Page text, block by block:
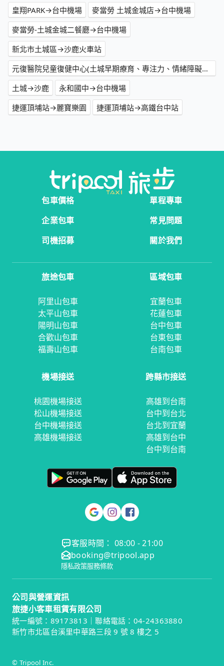
皇翔PARK→台中機場
麥當勞 土城金城店→台中機場
麥當勞-土城金城二餐廳→台中機場
新北市土城區→沙鹿火車站
元復醫院兒童復健中心(土城早期療育、專注力、情緒障礙、過動)→台中機場
土城→沙鹿
永和國中→台中機場
捷運頂埔站→麗寶樂園
捷運頂埔站→高鐵台中站
包車價格
單程專車
企業包車
常見問題
司機招募
關於我們
旅途包車
阿里山包車
太平山包車
陽明山包車
合歡山包車
福壽山包車
區域包車
宜蘭包車
花蓮包車
台中包車
台東包車
台南包車
機場接送
桃園機場接送
松山機場接送
台中機場接送
高雄機場接送
跨縣市接送
高雄到台南
台中到台北
台北到宜蘭
高雄到台中
台中到台南
客服時間： 08:00 - 21:00
booking@tripool.app
隱私政策服務條款
公司與營運資訊
旅捷小客車租賃有限公司
統一編號：89173813｜聯絡電話：04-24363880
新竹市北區台溪里中華路三段 9 號 8 樓之 5
© Tripool Inc.